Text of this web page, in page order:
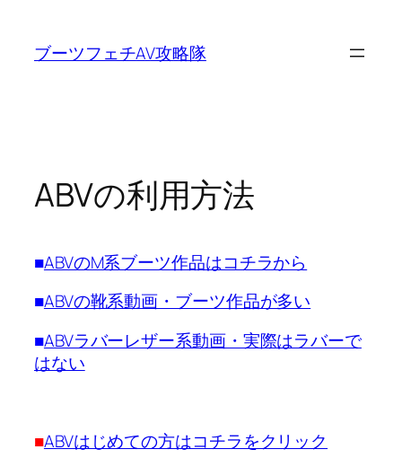
ブーツフェチAV攻略隊
ABVの利用方法
■ABVのM系ブーツ作品はコチラから
■ABVの靴系動画・ブーツ作品が多い
■ABVラバーレザー系動画・実際はラバーで
はない
■ABVはじめての方はコチラをクリック